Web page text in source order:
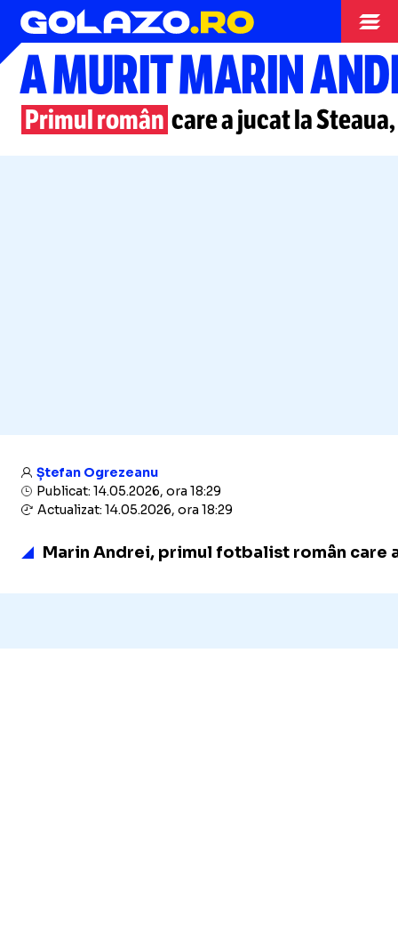
Diverse
A MURIT MARIN
Primul român care a jucat la
Ștefan Ogrezeanu
Publicat: 14.05.2026, ora 18:29
Actualizat: 14.05.2026, ora 18:29
Marin Andrei, primul fotbalist român care